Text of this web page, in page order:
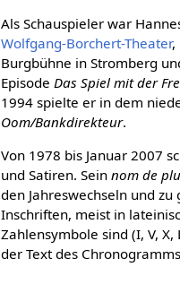
Als Schauspieler war
Wolfgang-Borchert-Theater,
Burgbühne in Stromberg
EpisodeDas Spiel mit der
1994 spielte er in dem
Oom/Bankdirekteur.
Von 1978 bis Januar 2007
und Satiren. Seinnom de
den Jahreswechseln und
Inschriften, meist in
Zahlensymbole sind (I, V,
der Text des